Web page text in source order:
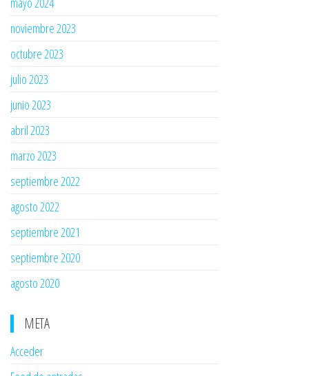
noviembre 2023
octubre 2023
julio 2023
junio 2023
abril 2023
marzo 2023
septiembre 2022
agosto 2022
septiembre 2021
septiembre 2020
agosto 2020
META
Acceder